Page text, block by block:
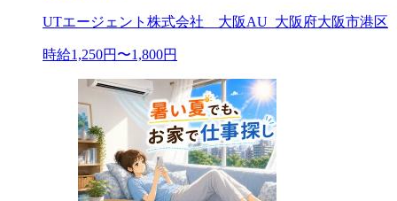
UTエージェント株式会社 大阪AU_大阪府大阪市港区
時給1,250円〜1,800円